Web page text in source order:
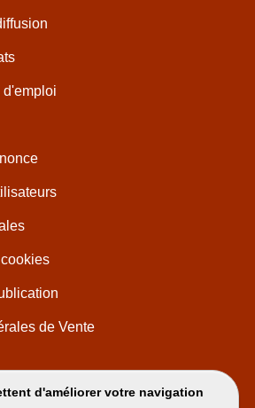
d'améliorer votre navigation
d'emploi
de Vente